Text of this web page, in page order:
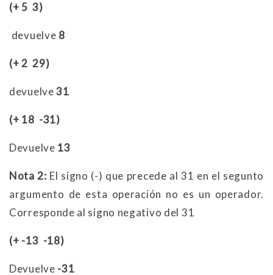
(+ 5 3)
devuelve 8
(+ 2 29)
devuelve31
(+ 18 -31)
Devuelve 13
Nota 2: El signo (-) que precede al 31 en el segunto
argumento de esta operación no es un operador.
Corresponde al signo negativo del 31
(+ -13 -18)
Devuelve -31